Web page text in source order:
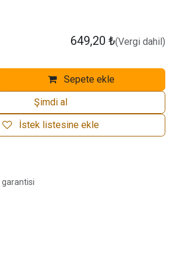
Sepete ekle
Şimdi al
İstek listesine ekle
649,20 ₺(Vergi dahil)
garantisi